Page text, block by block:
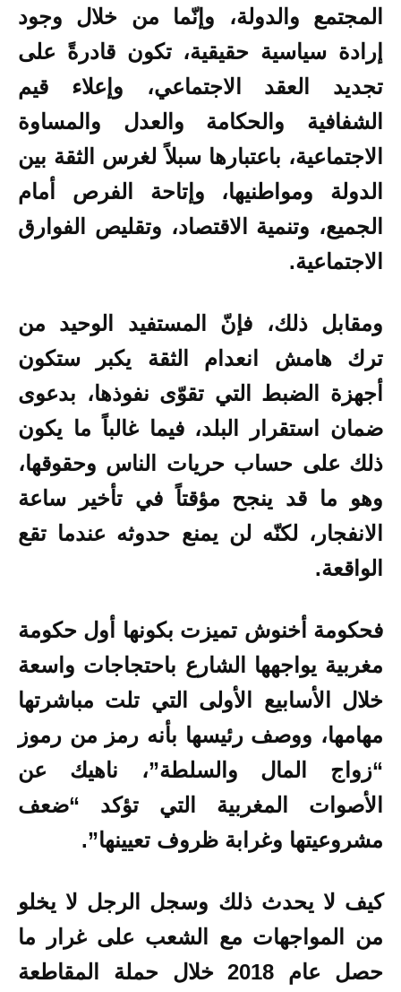
المجتمع والدولة، وإنّما من خلال وجود
إرادة سياسية حقيقية، تكون قادرةً على
تجديد العقد الاجتماعي، وإعلاء قيم
الشفافية والحكامة والعدل والمساوة
الاجتماعية، باعتبارها سبلاً لغرس الثقة بين
الدولة ومواطنيها، وإتاحة الفرص أمام
الجميع، وتنمية الاقتصاد، وتقليص الفوارق
الاجتماعية.
ومقابل ذلك، فإنّ المستفيد الوحيد من
ترك هامش انعدام الثقة يكبر ستكون
أجهزة الضبط التي تقوّى نفوذها، بدعوى
ضمان استقرار البلد، فيما غالباً ما يكون
ذلك على حساب حريات الناس وحقوقها،
وهو ما قد ينجح مؤقتاً في تأخير ساعة
الانفجار، لكنّه لن يمنع حدوثه عندما تقع
الواقعة.
فحكومة أخنوش تميزت بكونها أول حكومة
مغربية يواجهها الشارع باحتجاجات واسعة
خلال الأسابيع الأولى التي تلت مباشرتها
مهامها، ووصف رئيسها بأنه رمز من رموز
“زواج المال والسلطة”، ناهيك عن
الأصوات المغربية التي تؤكد “ضعف
مشروعيتها وغرابة ظروف تعيينها”.
كيف لا يحدث ذلك وسجل الرجل لا يخلو
من المواجهات مع الشعب على غرار ما
حصل عام 2018 خلال حملة المقاطعة